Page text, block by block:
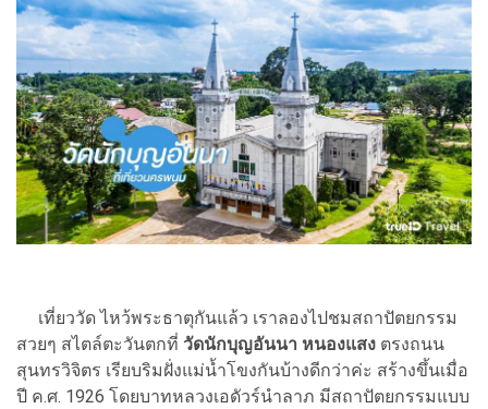
เที่ยววัด ไหว้พระธาตุกันแล้ว เราลองไปชมสถาปัตยกรรม
สวยๆ สไตล์ตะวันตกที่ วัดนักบุญอันนา หนองแสง ตรงถนน
สุนทรวิจิตร เรียบริมฝั่งแม่น้ำโขงกันบ้างดีกว่าค่ะ สร้างขึ้นเมื่อ
ปี ค.ศ. 1926 โดยบาทหลวงเอดัวร์นำลาภ มีสถาปัตยกรรมแบบ